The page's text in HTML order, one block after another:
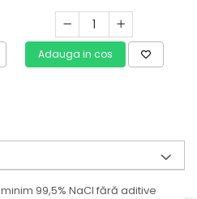
Adauga in cos
99,5% NaCl fără aditive